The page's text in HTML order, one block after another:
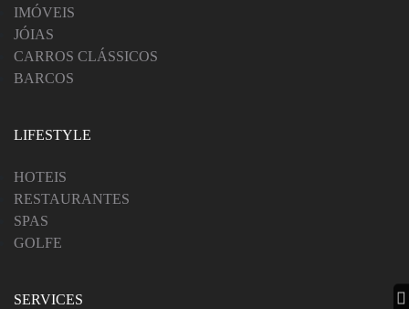
IMÓVEIS
JÓIAS
CARROS CLÁSSICOS
BARCOS
LIFESTYLE
HOTEIS
RESTAURANTES
SPAS
GOLFE
SERVICES